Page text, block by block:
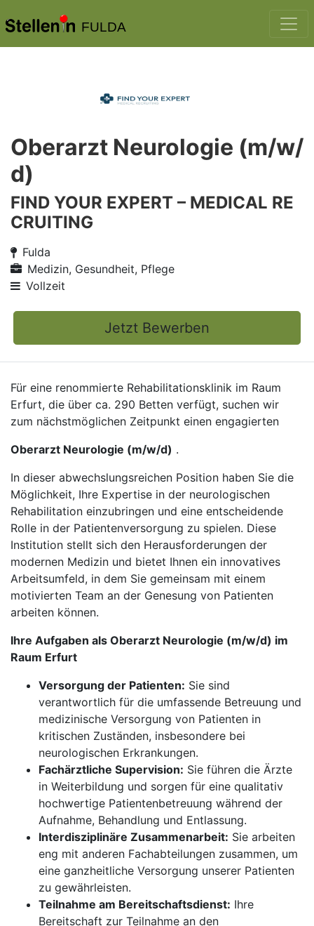
FULDA
Oberarzt Neurologie (m/w/
d)
FIND YOUR EXPERT – MEDICAL RE
CRUITING
Fulda
Medizin, Gesundheit, Pflege
Vollzeit
Jetzt Bewerben
Für eine renommierte Rehabilitationsklinik im Raum
Erfurt, die über ca. 290 Betten verfügt, suchen wir
zum nächstmöglichen Zeitpunkt einen engagierten
Oberarzt Neurologie (m/w/d) .
In dieser abwechslungsreichen Position haben Sie die
Möglichkeit, Ihre Expertise in der neurologischen
Rehabilitation einzubringen und eine entscheidende
Rolle in der Patientenversorgung zu spielen. Diese
Institution stellt sich den Herausforderungen der
modernen Medizin und bietet Ihnen ein innovatives
Arbeitsumfeld, in dem Sie gemeinsam mit einem
motivierten Team an der Genesung von Patienten
arbeiten können.
Ihre Aufgaben als Oberarzt Neurologie (m/w/d) im
Raum Erfurt
Versorgung der Patienten: Sie sind
verantwortlich für die umfassende Betreuung und
medizinische Versorgung von Patienten in
kritischen Zuständen, insbesondere bei
neurologischen Erkrankungen.
Fachärztliche Supervision: Sie führen die Ärzte
in Weiterbildung und sorgen für eine qualitativ
hochwertige Patientenbetreuung während der
Aufnahme, Behandlung und Entlassung.
Interdisziplinäre Zusammenarbeit: Sie arbeiten
eng mit anderen Fachabteilungen zusammen, um
eine ganzheitliche Versorgung unserer Patienten
zu gewährleisten.
Teilnahme am Bereitschaftsdienst: Ihre
Bereitschaft zur Teilnahme an den